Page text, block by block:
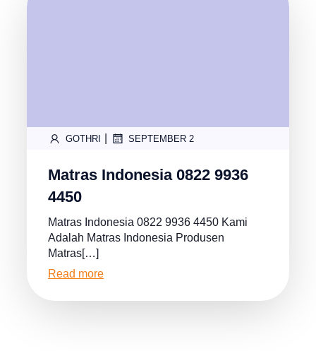
GOTHRI SEPTEMBER 2
Matras Indonesia 0822 9936
4450
Matras Indonesia 0822 9936 4450 Kami
Adalah Matras Indonesia Produsen
Matras[…]
Read more